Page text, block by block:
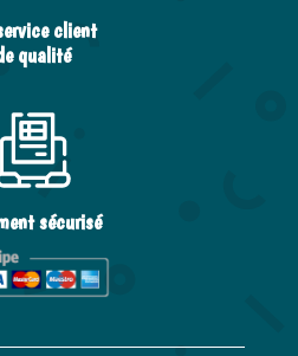
client
qualité
sécurisé